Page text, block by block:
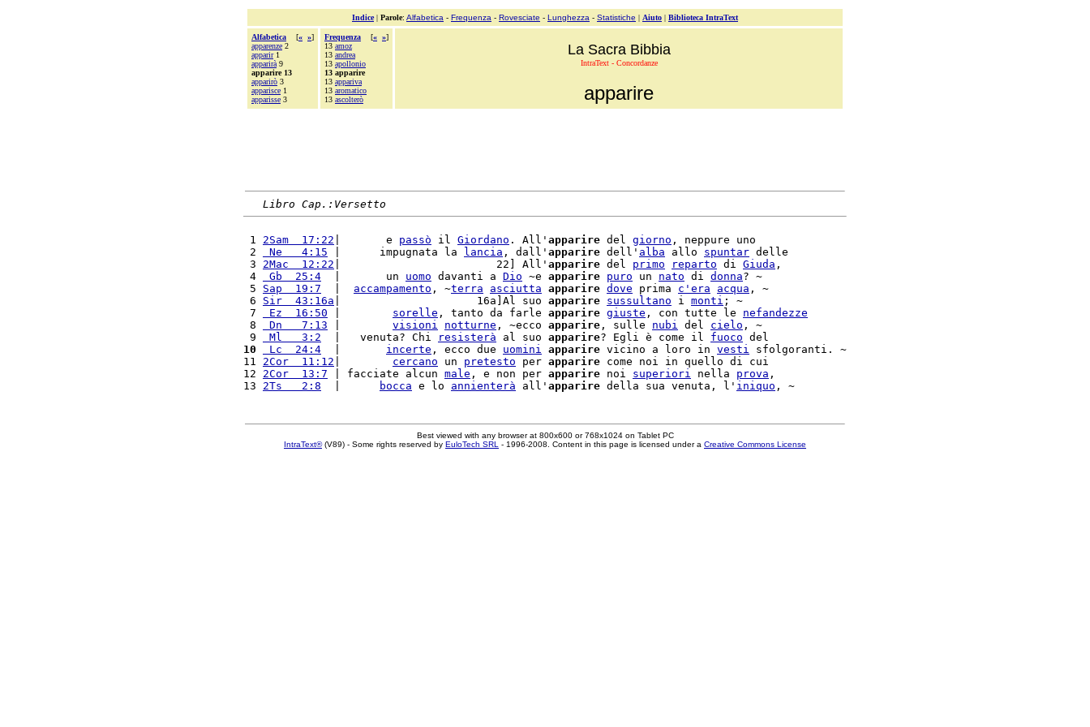
Indice| Parole: Alfabetica - Frequenza - Rovesciate - Lunghezza - Statistiche | Aiuto | Biblioteca IntraText
Alfabetica [« »]
apparenze 2
apparir1
apparirà 9
apparire 13
apparirò 3
apparisce 1
apparisse 3
Frequenza [« »]
13 amoz
13 andrea
13 apollonio
13 apparire
13 appariva
13 aromatico
13 ascolterò
La Sacra Bibbia
IntraText - Concordanze
apparire
Libro Cap.:Versetto
1 2Sam  17:22 |       e passò il Giordano . All' apparire del giorno , neppure uno
2
Ne   4:15 |      impugnata la lancia , dall' apparire dell' alba allo spuntar delle
3 2Mac  12:22 |                        22] All' apparire del primo reparto di Giuda ,
4
Gb  25:4
  |       un
uomo davanti a Dio ~e apparire puro un nato di donna? ~
5 Sap  19:7 accampamento , ~terra asciutta apparire dove prima c' era acqua , ~
6 Sir  43:16a |                     16a]Al suo apparire sussultano i monti ; ~
7
Ez  16:50 sorelle , tanto da farle apparire giuste , con tutte le nefandezze
8
Dn   7:13 visioni notturne , ~ecco apparire , sulle nubi del cielo , ~
9
Ml   3:2
  |   venuta? Chi
resisterà al suo apparire? Egli è come il fuoco
10
Lc  24:4 incerte , ecco due uomini apparire vicino a loro in vesti sfolgoranti. ~
11 2Cor  11:12 cercano un pretesto per apparire come noi in quello di cui
12 2Cor  13:7 | facciate alcun male , e non per apparire noi superiori nella prova ,
13 2Ts   2:8 bocca e lo annienterà all' apparire della sua venuta, l' iniquo
Best viewed with any browser at 800x600 or 768x1024 on Tablet PC
IntraText®(V89) - Some rights reserved by EuloTech SRL - 1996-2008. Content in this page is licensed under a Creative Commons License